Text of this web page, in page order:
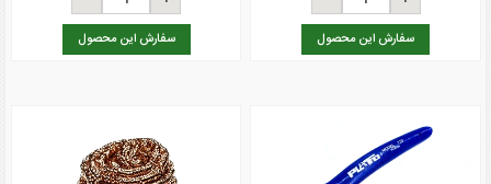
سفارش این محصول سفارش این محصول